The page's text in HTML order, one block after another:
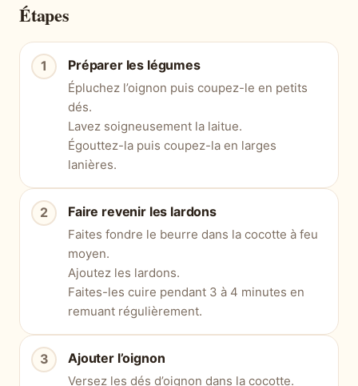
Étapes
Préparer les légumes
Épluchez l’oignon puis coupez-le en petits
dés.
Lavez soigneusement la laitue.
Égouttez-la puis coupez-la en larges
lanières.
Faire revenir les lardons
Faites fondre le beurre dans la cocotte à feu
moyen.
Ajoutez les lardons.
Faites-les cuire pendant 3 à 4 minutes en
remuant régulièrement.
Ajouter l’oignon
Versez les dés d’oignon dans la cocotte.